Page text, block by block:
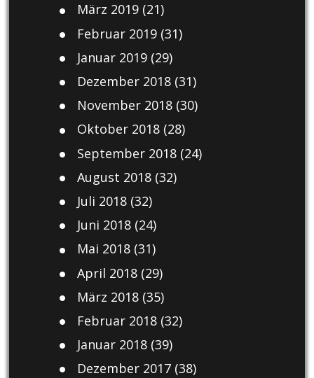
März 2019(21)
Februar 2019(31)
Januar 2019(29)
Dezember 2018(31)
November 2018(30)
Oktober 2018(28)
September 2018(24)
August 2018(32)
Juli 2018(32)
Juni 2018(24)
Mai 2018(31)
April 2018(29)
März 2018(35)
Februar 2018(32)
Januar 2018(39)
Dezember 2017(38)